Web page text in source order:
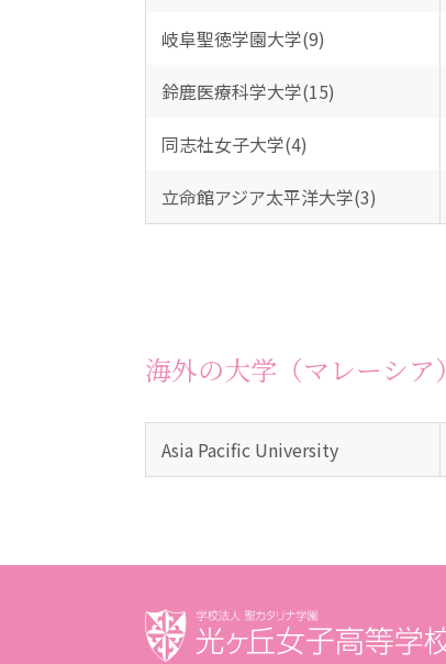
岐阜聖徳学園大学(9)
鈴鹿医療科学大学(15)
同志社女子大学(4)
立命館アジア太平洋大学(3)
海外の大学（マレーシア）
Asia Pacific University